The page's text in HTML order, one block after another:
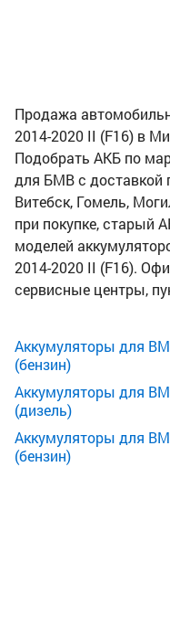
Продажа
2014-2020 II (F16) в
Подобрать АКБ по
для БМВ с доставкой
Витебск, Гомель,
при покупке, старый
моделей
2014-2020 II (F16).
сервисные центры,
Аккумуляторы для
(бензин)
Аккумуляторы для
(дизель)
Аккумуляторы для
(бензин)